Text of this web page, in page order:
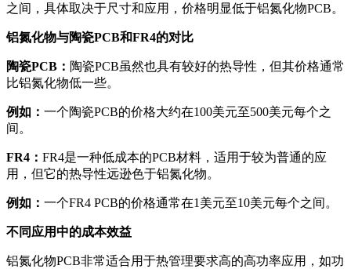
之间，具体取决于尺寸和应用，价格明显低于铝氮化物PCB。
铝氮化物与陶瓷PCB和FR4的对比
陶瓷PCB： 陶瓷PCB虽然也具有较好的热导性，但其价格通常
比铝氮化物低一些。
例如： 一个陶瓷PCB的价格大约在100美元至500美元每个之
间。
FR4： FR4是一种低成本的PCB材料，适用于较为普通的应
用，但它的热导性远逊色于铝氮化物。
例如： 一个FR4 PCB的价格通常在1美元至10美元每个之间。
不同应用中的成本效益
铝氮化物PCB非常适合用于热管理要求高的高功率应用，如功